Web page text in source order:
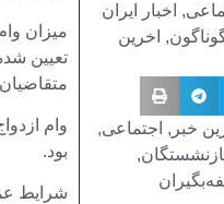
, اخبار ایران
, اخرین
خبر , اجتماعی,
,
میزان وام ازدواج
تعیین شده
بود.
شرایط